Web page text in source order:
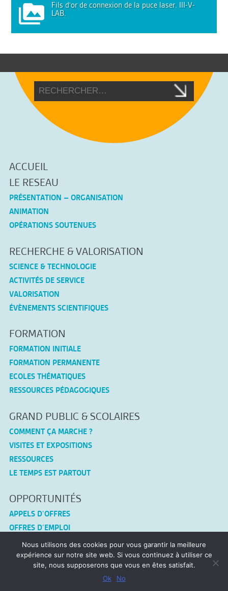
Fils d'or de connexion de la puce laser. III-V-
LAB.
ACCUEIL
LE RESEAU
PRÉSENTATION – ORGANISATION
ANIMATION
OPÉRATIONS SOUTENUES
RECHERCHE & VALORISATION
SCIENCE & TECHNOLOGIE
ACTIVITÉS DE SERVICE
VALORISATION
ÉVÈNEMENTS SCIENTIFIQUES
FORMATION
FORMATION INITIALE
FORMATION PERMANENTE
ECOLES THÉMATIQUES
RESSOURCES PÉDAGOGIQUES
GRAND PUBLIC & SCOLAIRES
COMMENT ÇA MARCHE ?
VISITES ET EXPOSITIONS
RESSOURCES
LE TEMPS EST PARTOUT
OPPORTUNITÉS
APPELS D’OFFRES
OFFRES D’EMPLOI
CONNEX-TF
MENTIONS LÉGALES
Nous utilisons des cookies pour vous garantir la meilleure
expérience sur notre site web. Si vous continuez à utiliser ce
site, nous supposerons que vous en êtes satisfait.
Ok
No